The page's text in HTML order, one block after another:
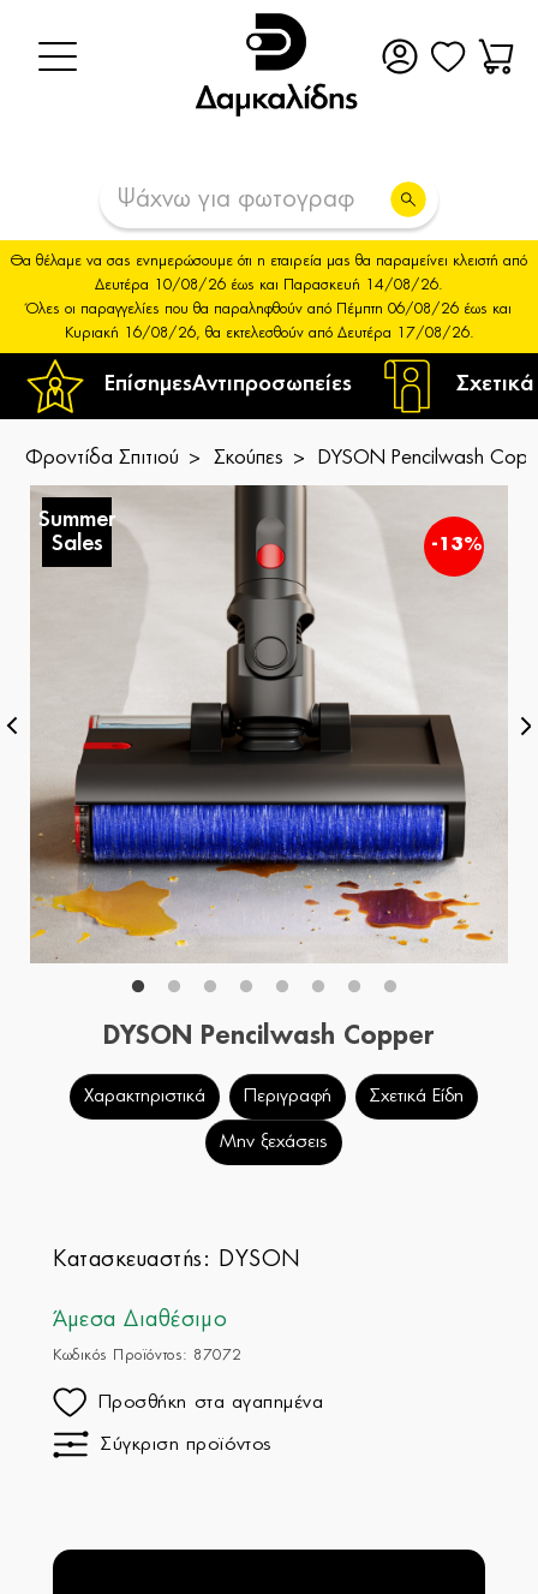
ΕπίσημεςΑντιπροσωπείες
Θα θέλαμε να σας ενημερώσουμε ότι η εταιρεία μας θα παραμείνει κλειστή από
Δευτέρα 10/08/26 έως και Παρασκευή 14/08/26.
Όλες οι παραγγελίες που θα παραληφθούν από Πέμπτη 06/08/26 έως και
Κυριακή 16/08/26, θα εκτελεσθούν από Δευτέρα 17/08/26.
Φροντίδα Σπιτιού Σκούπες DYSON Pencilwash
Summer
Sales
-13%
DYSON Pencilwash Copper
Χαρακτηριστικά Περιγραφή Σχετικά Είδη
Μην ξεχάσεις
Κατασκευαστής: DYSON
Άμεσα Διαθέσιμο
Κωδικός Προϊόντος: 87072
Προσθήκη στα αγαπημένα
Σύγκριση προϊόντος